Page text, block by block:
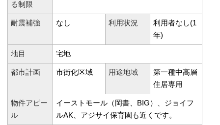
る制限
耐震補強 なし 利用状況
利用者なし(1
年)
地目 宅地
都市計画 市街化区域 用途地域
第一種中高層
住居専用
物件アピー
ル
イーストモール（岡書、BIG）、ジョイフ
ルAK、アジサイ保育園も近くです。